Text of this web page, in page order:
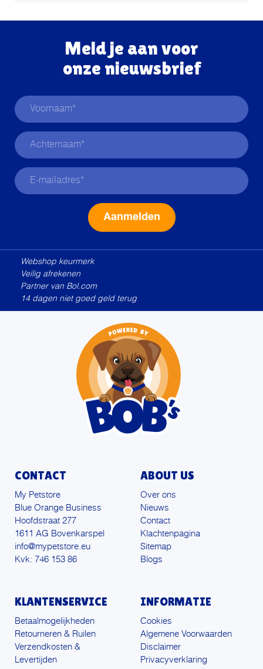
Meld je aan voor
onze nieuwsbrief
Webshop keurmerk
Veilig afrekenen
Partner van Bol.com
14 dagen niet goed geld terug
CONTACT
My Petstore
Blue Orange Business
Hoofdstraat 277
1611 AG Bovenkarspel
info@mypetstore.eu
Kvk: 746 153 86
ABOUT US
Over ons
Nieuws
Contact
Klachtenpagina
Sitemap
Blogs
KLANTENSERVICE
Betaalmogelijkheden
Retourneren & Ruilen
Verzendkosten &
Levertijden
INFORMATIE
Cookies
Algemene Voorwaarden
Disclaimer
Privacyverklaring